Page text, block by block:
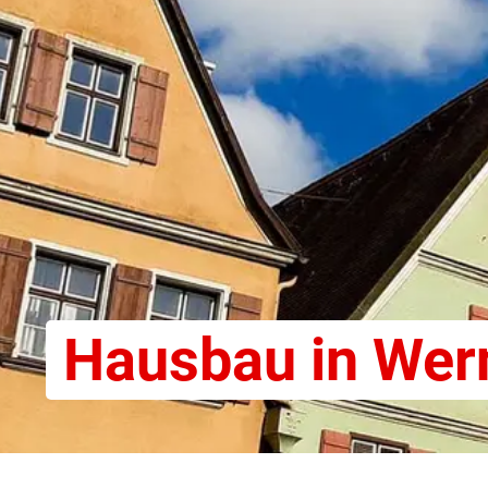
Hausbau in